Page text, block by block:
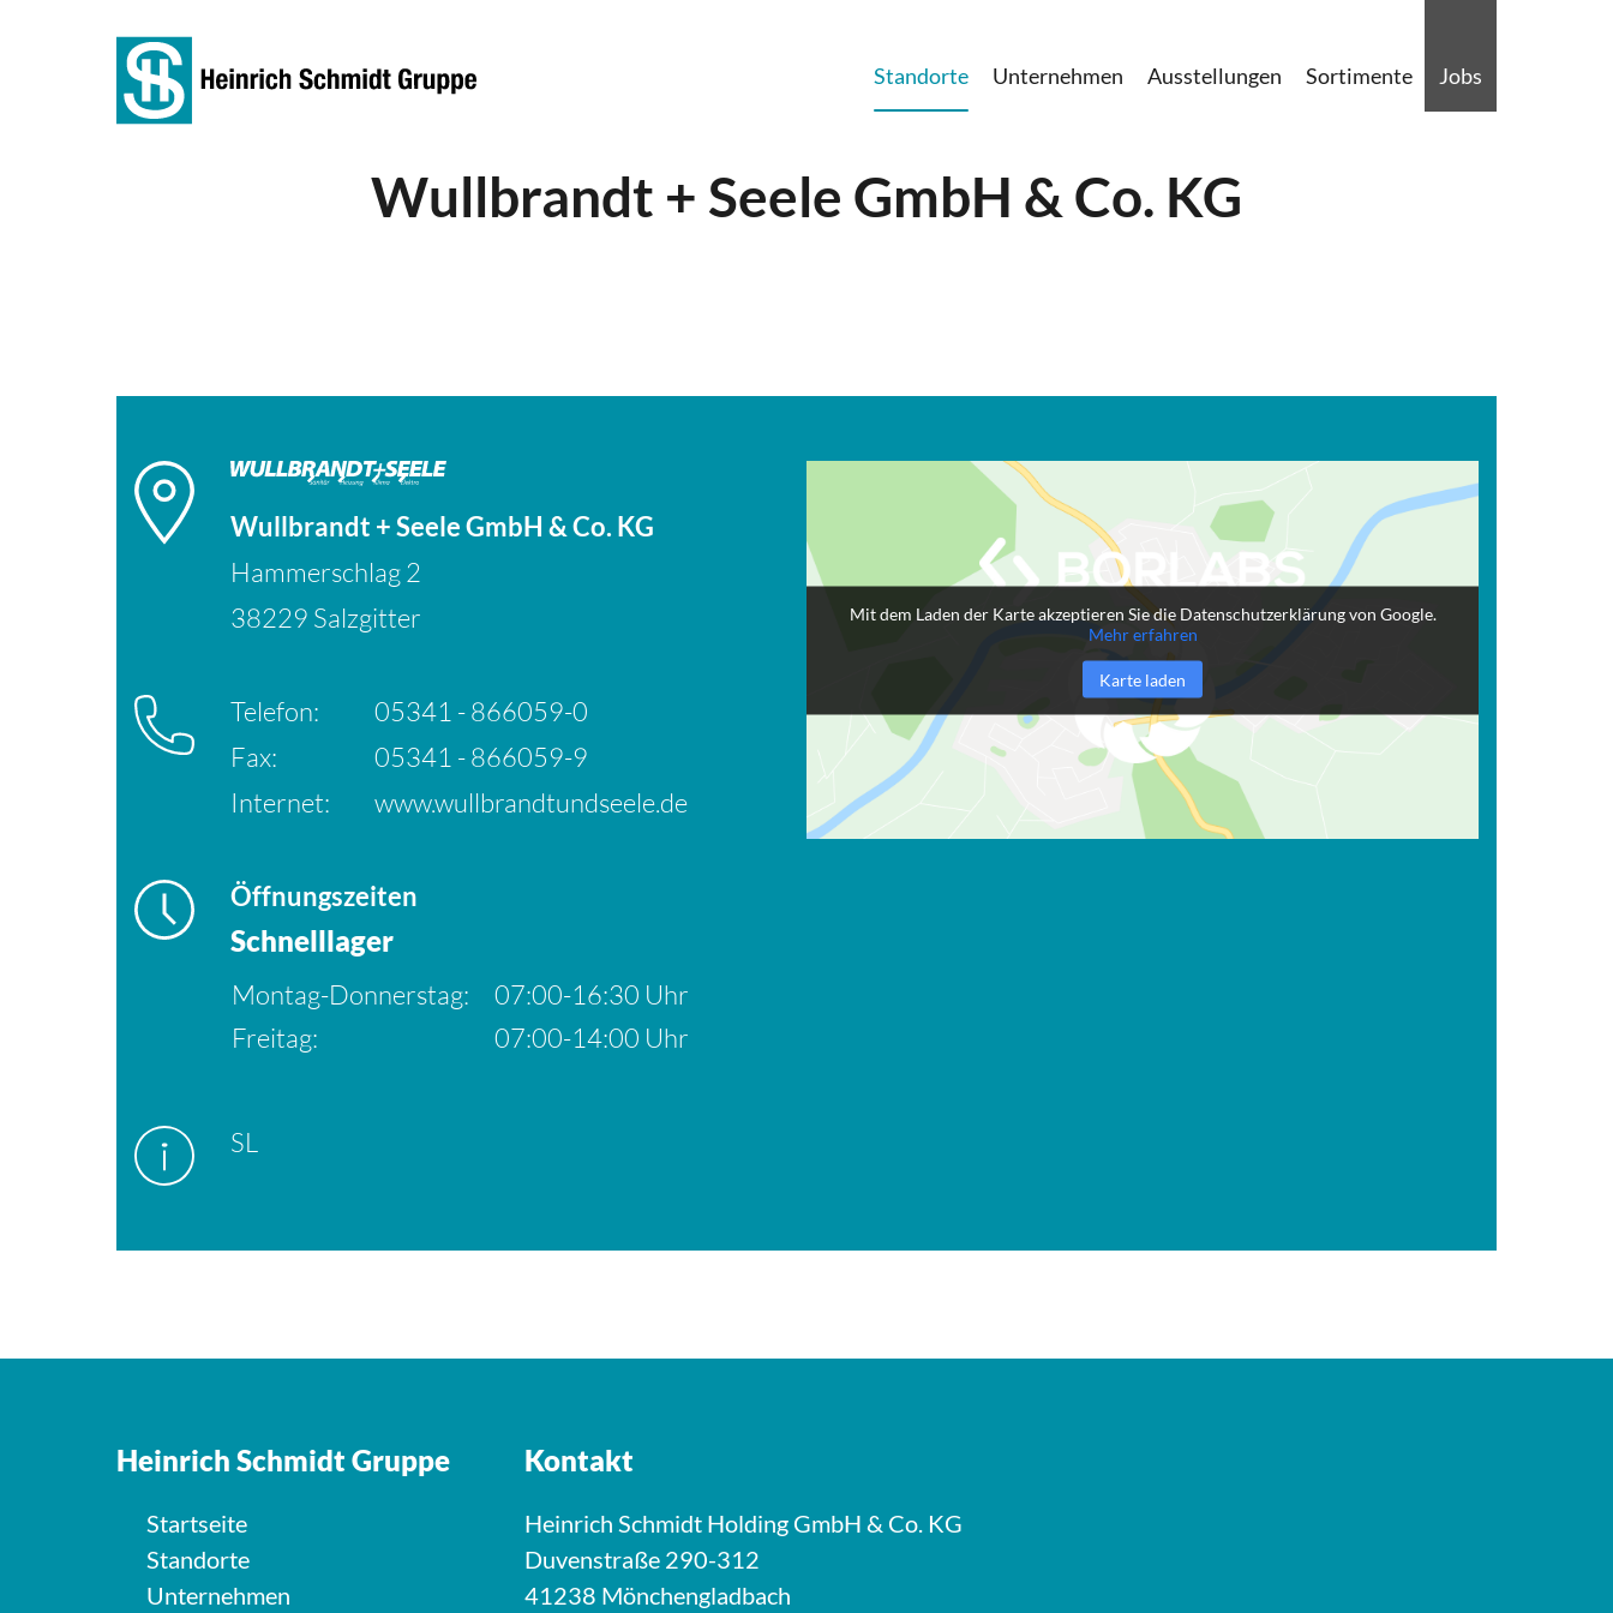
Standorte Unternehmen Ausstellungen Sortimente Jobs
Wullbrandt + Seele GmbH & Co. KG
Wullbrandt + Seele GmbH & Co. KG
Hammerschlag 2
38229 Salzgitter
Telefon:
05341 - 866059-0
Fax:
05341 - 866059-9
Internet:
www.wullbrandtundseele.de
Öffnungszeiten
Schnelllager
Montag-Donnerstag:
07:00-16:30 Uhr
Freitag:
07:00-14:00 Uhr
SL
Mit dem Laden der Karte akzeptieren Sie die Datenschutzerklärung von Google.
Mehr erfahren
Karte laden
Heinrich Schmidt Gruppe
Startseite
Standorte
Unternehmen
Kontakt
Heinrich Schmidt Holding GmbH & Co. KG
Duvenstraße 290-312
41238 Mönchengladbach